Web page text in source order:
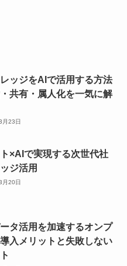
ッジをAIで活用する方法
・共有・属人化を一気に解
月23日
×AIで実現する次世代社
ジ活用
月20日
タ活用を加速するオンプ
入メリットと失敗しない